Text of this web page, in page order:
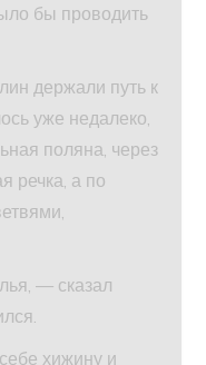
бы проводить
держали путь к
уже недалеко,
поляна, через
речка, а по
— сказал
хижину и